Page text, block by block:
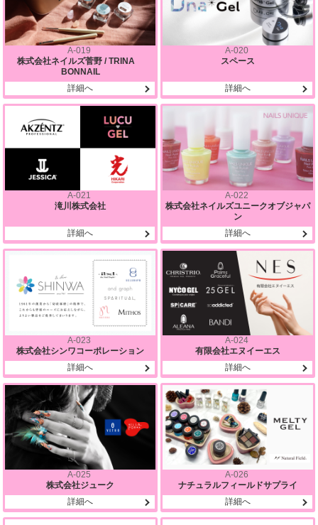
A-019
株式会社ネイルズ菅野 / TRINA
BONNAIL
詳細へ
A-020
スペース
詳細へ
A-021
滝川株式会社
詳細へ
A-022
株式会社ネイルズユニークオブジャパ
ン
詳細へ
A-023
株式会社シンワコーポレーション
詳細へ
A-024
有限会社エヌイーエス
詳細へ
A-025
株式会社ジューク
詳細へ
A-026
ナチュラルフィールドサプライ
詳細へ